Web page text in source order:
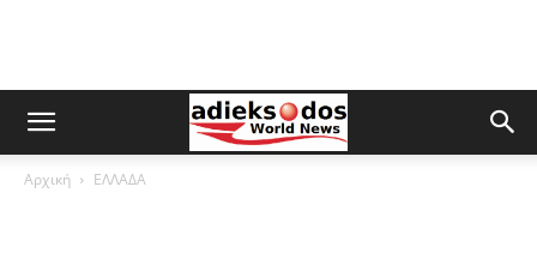
Αρχική ΕΛΛΑΔΑ